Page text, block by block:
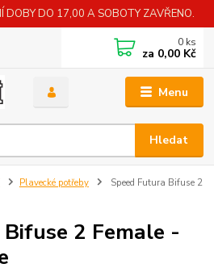
DOBY DO 17,00 A SOBOTY ZAVŘENO.
Menu
Hledat
0 ks
za 0,00 Kč
Plavecké potřeby
Speed Futura Bifuse 2
2 Female -